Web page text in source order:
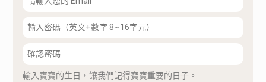
輸入寶寶的生日，讓我們記得寶寶重要的日子。